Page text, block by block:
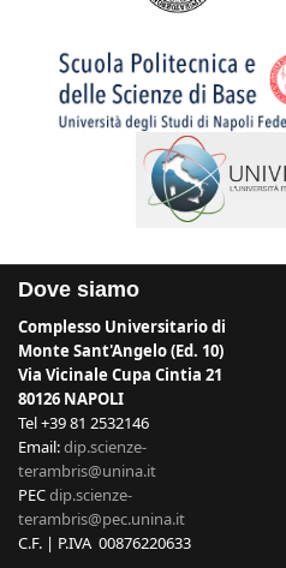
Dove siamo
Complesso Universitario di
Monte Sant'Angelo (Ed. 10)
Via Vicinale Cupa Cintia 21
80126 NAPOLI
Tel +39 81 2532146
Email:dip.scienze-
terambris@unina.it
PECdip.scienze-
terambris@pec.unina.it
C.F. | P.IVA 00876220633